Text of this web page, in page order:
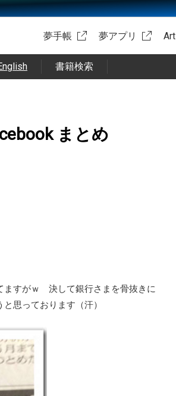
夢手帳 夢アプリ Art
書籍検索
まとめ
ますがｗ 決して銀行さまを骨抜きに
思っております（汗）